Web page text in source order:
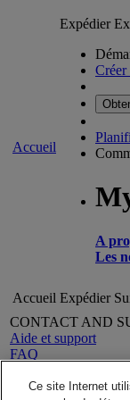
Accueil
Expédier
Créer
A
Les
Accueil Expédier
CONTACT AND
Aide et support
FAQ
Rechercher un site
Ce site Internet